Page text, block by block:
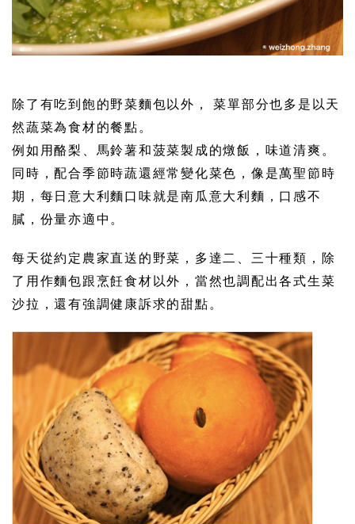
除了有吃到飽的野菜麵包以外， 菜單部分也多是以天
然蔬菜為食材的餐點。
例如用酪梨、馬鈴薯和菠菜製成的燉飯，味道清爽。
同時，配合季節時蔬還經常變化菜色，像是萬聖節時
期，每日意大利麵口味就是南瓜意大利麵，口感不
膩，份量亦適中。
每天從約定農家直送的野菜，多達二、三十種類，除
了用作麵包跟烹飪食材以外，當然也調配出各式生菜
沙拉，還有強調健康訴求的甜點。